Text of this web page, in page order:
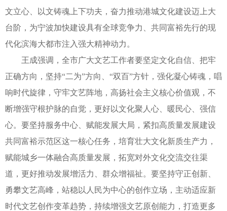
文立心、以文铸魂上下功夫，奋力推动港城文化建设迈上大
台阶，为宁波加快建设具有全球竞争力、共同富裕先行的现
代化滨海大都市注入强大精神动力。
王成强调，全市广大文艺工作者要坚定文化自信、把牢
正确方向，坚持“二为”方向、“双百”方针，强化凝心铸魂，唱
响时代旋律，守牢文艺阵地，高扬社会主义核心价值观，不
断增强守根护脉的自觉，更好以文化聚人心、暖民心、强信
心。要坚持服务中心、赋能发展大局，紧扣高质量发展建设
共同富裕示范区这一核心任务，培育壮大文化新质生产力，
赋能城乡一体融合高质量发展，拓宽对外文化交流交往渠
道，更好推动发展增活力、群众增福祉。要坚持守正创新、
勇攀文艺高峰，站稳以人民为中心的创作立场，主动适应新
时代文艺创作变革趋势，持续增强文艺原创能力，打造更多